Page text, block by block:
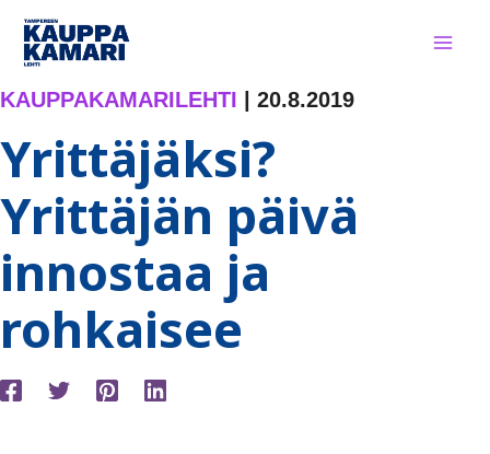
Siirry
sisältöön
KAUPPAKAMARILEHTI 20.8.2019
Yrittäjäksi?
Yrittäjän päivä
innostaa ja
rohkaisee